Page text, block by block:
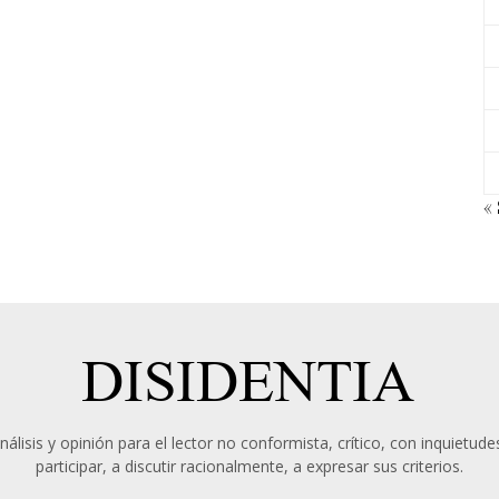
«
y opinión para el lector no conformista, crítico, con
participar, a discutir racionalmente, a expresar sus criterios.